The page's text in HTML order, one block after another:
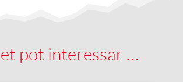
pot interessar …